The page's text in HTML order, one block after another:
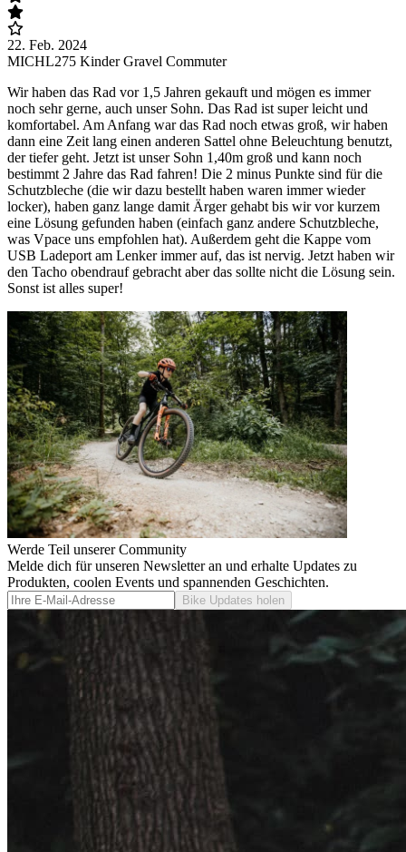
22. Feb. 2024
MICHL275 Kinder Gravel Commuter
Wir haben das Rad vor 1,5 Jahren gekauft und mögen es immer
noch sehr gerne, auch unser Sohn. Das Rad ist super leicht und
komfortabel. Am Anfang war das Rad noch etwas groß, wir haben
dann eine Zeit lang einen anderen Sattel ohne Beleuchtung benutzt,
der tiefer geht. Jetzt ist unser Sohn 1,40m groß und kann noch
bestimmt 2 Jahre das Rad fahren! Die 2 minus Punkte sind für die
Schutzbleche (die wir dazu bestellt haben waren immer wieder
locker), haben ganz lange damit Ärger gehabt bis wir vor kurzem
eine Lösung gefunden haben (einfach ganz andere Schutzbleche,
was Vpace uns empfohlen hat). Außerdem geht die Kappe vom
USB Ladeport am Lenker immer auf, das ist nervig. Jetzt haben wir
den Tacho obendrauf gebracht aber das sollte nicht die Lösung sein.
Sonst ist alles super!
Werde Teil unserer Community
Melde dich für unseren Newsletter an und erhalte Updates zu
Produkten, coolen Events und spannenden Geschichten.
Bike Updates holen